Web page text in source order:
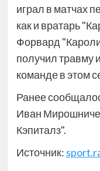
играл в матчах
как и вратарь
Форвард
получил травму
команде в этом
Ранее
Иван
Кэпиталз".
Источник: